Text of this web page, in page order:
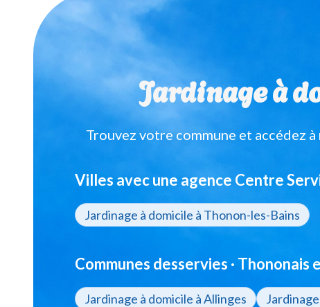
Jardinage à
Trouvez votre commune et accédez
Villes avec une agence Centre
Jardinage à domicile à Thonon-les-Bains
Communes desservies · Thononais
Jardinage à domicile à Allinges